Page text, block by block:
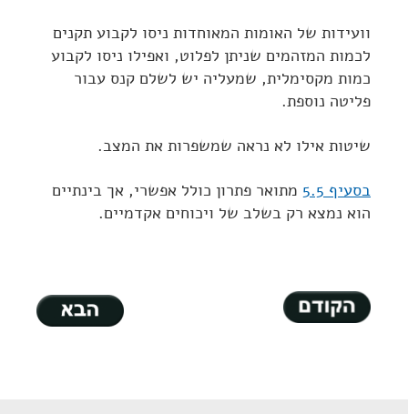
וועידות של האומות המאוחדות ניסו לקבוע תקנים
לכמות המזהמים שניתן לפלוט, ואפילו ניסו לקבוע
כמות מקסימלית, שמעליה יש לשלם קנס עבור
פליטה נוספת.
שיטות אילו לא נראה שמשפרות את המצב.
בסעיף 5.5
מתואר פתרון כולל אפשרי, אך בינתיים
הוא נמצא רק בשלב של ויכוחים אקדמיים.